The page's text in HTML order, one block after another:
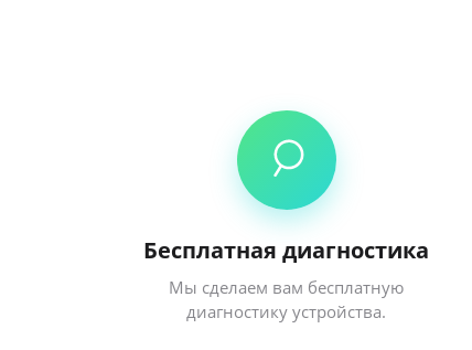
Бесплатная диагностика
Мы сделаем вам бесплатную
диагностику устройства.